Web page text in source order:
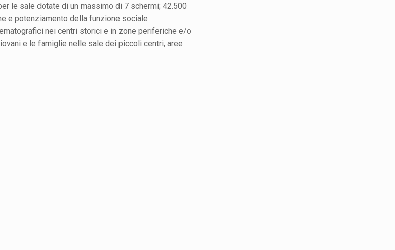
le sale dotate di un massimo di 7 schermi; 42.500
e potenziamento della funzione sociale
nei centri storici e in zone periferiche e/o
e le famiglie nelle sale dei piccoli centri, aree